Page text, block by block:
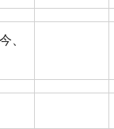
、